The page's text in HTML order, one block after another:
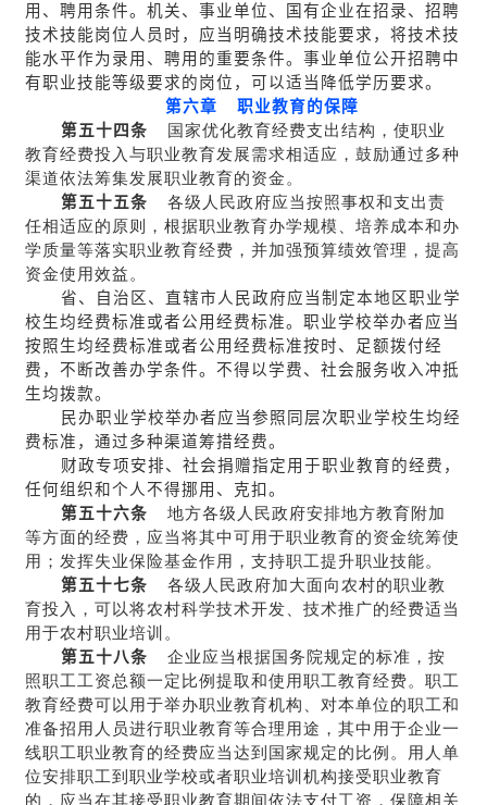
用、聘用条件。机关、事业单位、国有企业在招录、招聘
技术技能岗位人员时，应当明确技术技能要求，将技术技
能水平作为录用、聘用的重要条件。事业单位公开招聘中
有职业技能等级要求的岗位，可以适当降低学历要求。
第六章 职业教育的保障
第五十四条 国家优化教育经费支出结构，使职业
教育经费投入与职业教育发展需求相适应，鼓励通过多种
渠道依法筹集发展职业教育的资金。
第五十五条 各级人民政府应当按照事权和支出责
任相适应的原则，根据职业教育办学规模、培养成本和办
学质量等落实职业教育经费，并加强预算绩效管理，提高
资金使用效益。
省、自治区、直辖市人民政府应当制定本地区职业学
校生均经费标准或者公用经费标准。职业学校举办者应当
按照生均经费标准或者公用经费标准按时、足额拨付经
费，不断改善办学条件。不得以学费、社会服务收入冲抵
生均拨款。
民办职业学校举办者应当参照同层次职业学校生均经
费标准，通过多种渠道筹措经费。
财政专项安排、社会捐赠指定用于职业教育的经费，
任何组织和个人不得挪用、克扣。
第五十六条 地方各级人民政府安排地方教育附加
等方面的经费，应当将其中可用于职业教育的资金统筹使
用；发挥失业保险基金作用，支持职工提升职业技能。
第五十七条 各级人民政府加大面向农村的职业教
育投入，可以将农村科学技术开发、技术推广的经费适当
用于农村职业培训。
第五十八条 企业应当根据国务院规定的标准，按
照职工工资总额一定比例提取和使用职工教育经费。职工
教育经费可以用于举办职业教育机构、对本单位的职工和
准备招用人员进行职业教育等合理用途，其中用于企业一
线职工职业教育的经费应当达到国家规定的比例。用人单
位安排职工到职业学校或者职业培训机构接受职业教育
的，应当在其接受职业教育期间依法支付工资，保障相关